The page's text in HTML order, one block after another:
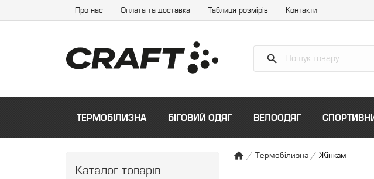
Про нас Оплата та доставка Таблиця розмірів Контакти
ТЕРМОБІЛИЗНА БІГОВИЙ ОДЯГ ВЕЛООДЯГ
Каталог товарів
/ Термобілизна / Жінкам